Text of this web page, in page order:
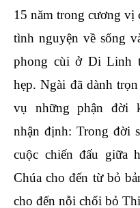
15 năm trong cương vị
tình nguyện về sống
phong cùi ở Di Linh
hẹp. Ngài đã dành
vụ những phận đời
nhận định: Trong đời
cuộc chiến đấu giữa
Chúa cho đến từ bỏ
cho đến nỗi chối bỏ